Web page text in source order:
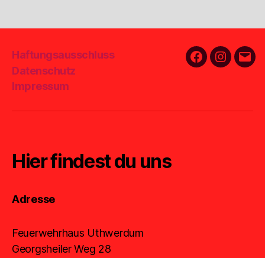
Haftungsausschluss
Datenschutz
Impressum
FacebookE-
Hier findest du uns
Adresse
Feuerwehrhaus Uthwerdum
Georgsheiler Weg 28